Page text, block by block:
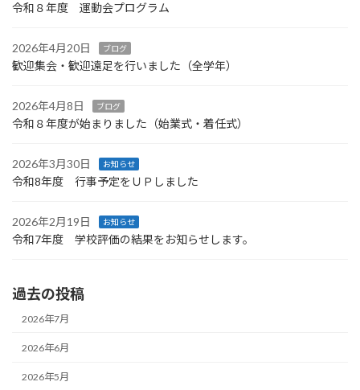
令和８年度 運動会プログラム
2026年4月20日 ブログ
歓迎集会・歓迎遠足を行いました（全学年）
2026年4月8日 ブログ
令和８年度が始まりました（始業式・着任式）
2026年3月30日 お知らせ
令和8年度 行事予定をＵＰしました
2026年2月19日 お知らせ
令和7年度 学校評価の結果をお知らせします。
過去の投稿
2026年7月
2026年6月
2026年5月